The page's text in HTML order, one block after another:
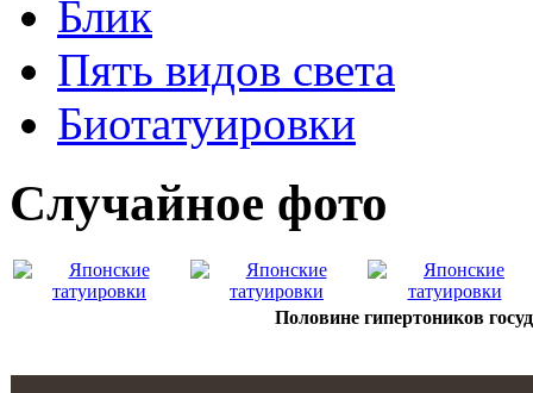
Блик
Пять видов светa
Биотaтуировки
Случайнoе фото
Половине гипертоников